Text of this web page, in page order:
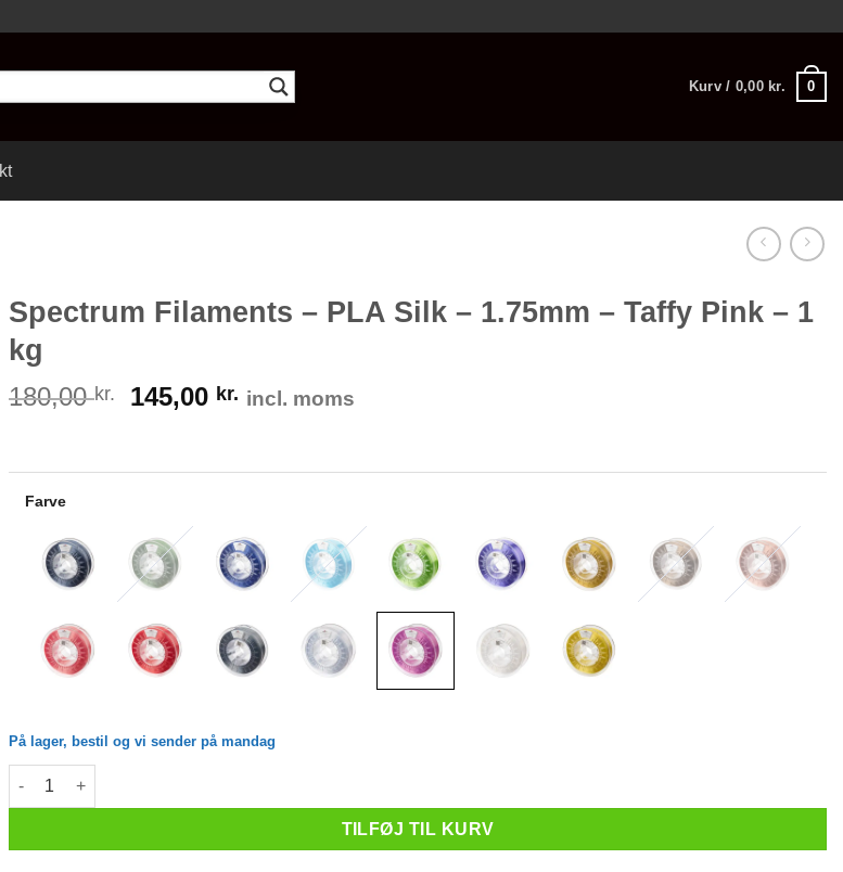
Kurv / 0,00 kr. 0
Spectrum Filaments – PLA Silk – 1.75mm – Taffy Pink – 1
kg
180,00kr. 145,00 kr. incl. moms
Farve
På lager, bestil og vi sender på mandag
Spectrum Filaments - PLA Silk - 1.75mm - Taffy Pink - 1 kg antal
TILFØJ TIL KURV